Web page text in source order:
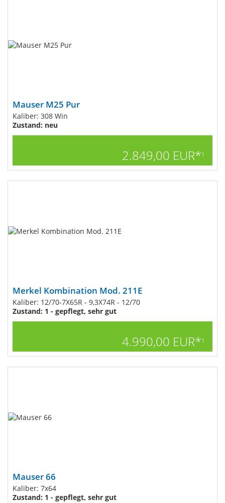
Mauser M25 Pur
Kaliber: 308 Win
Zustand: neu
2.849,00 EUR*1
Merkel Kombination Mod. 211E
Kaliber: 12/70-7X65R - 9,3X74R - 12/70
Zustand: 1 - gepflegt, sehr gut
4.990,00 EUR*1
Mauser 66
Kaliber: 7x64
Zustand: 1 - gepflegt, sehr gut